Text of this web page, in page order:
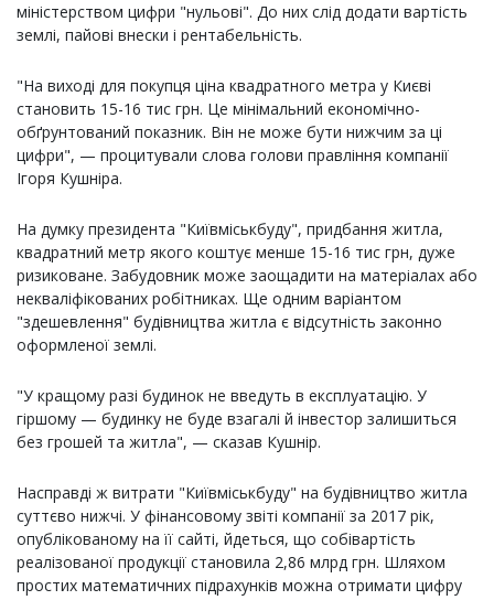
міністерством цифри "нульові". До них слід додати вартість
землі, пайові внески і рентабельність.
"На виході для покупця ціна квадратного метра у Києві
становить 15-16 тис грн. Це мінімальний економічно-
обґрунтований показник. Він не може бути нижчим за ці
цифри", — процитували слова голови правління компанії
Ігоря Кушніра.
На думку президента "Київміськбуду", придбання житла,
квадратний метр якого коштує менше 15-16 тис грн, дуже
ризиковане. Забудовник може заощадити на матеріалах або
некваліфікованих робітниках. Ще одним варіантом
"здешевлення" будівництва житла є відсутність законно
оформленої землі.
"У кращому разі будинок не введуть в експлуатацію. У
гіршому — будинку не буде взагалі й інвестор залишиться
без грошей та житла", — сказав Кушнір.
Насправді ж витрати "Київміськбуду" на будівництво житла
суттєво нижчі. У фінансовому звіті компанії за 2017 рік,
опублікованому на її сайті, йдеться, що собівартість
реалізованої продукції становила 2,86 млрд грн. Шляхом
простих математичних підрахунків можна отримати цифру